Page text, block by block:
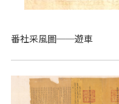
番社采風圖──遊車